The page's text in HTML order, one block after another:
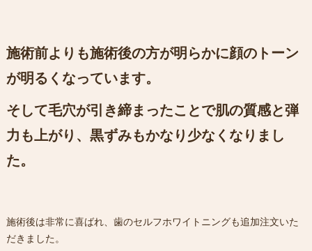
施術前よりも施術後の方が明らかに顔のトーン
が明るくなっています。
そして毛穴が引き締まったことで肌の質感と弾
力も上がり、黒ずみもかなり少なくなりまし
た。
施術後は非常に喜ばれ、歯のセルフホワイトニングも追加注文いた
だきました。